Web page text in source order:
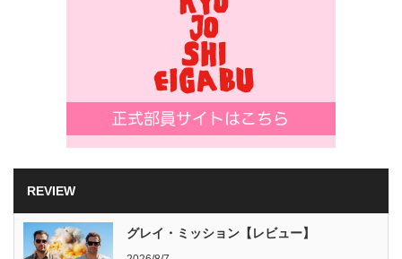
REVIEW
グレイ・ミッション【レビュー】